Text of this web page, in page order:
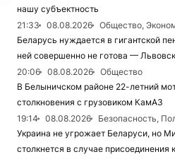
нашу субъектность
21:33
08.08.2026
Общество,
Беларусь нуждается в гигантской
ней совершенно не готова —
20:06
08.08.2026
Общество
В Белыничском районе 22-летний
столкновения с грузовиком КамАЗ
19:14
08.08.2026
Безопасность,
Украина не угрожает Беларуси, но
столкнется в случае